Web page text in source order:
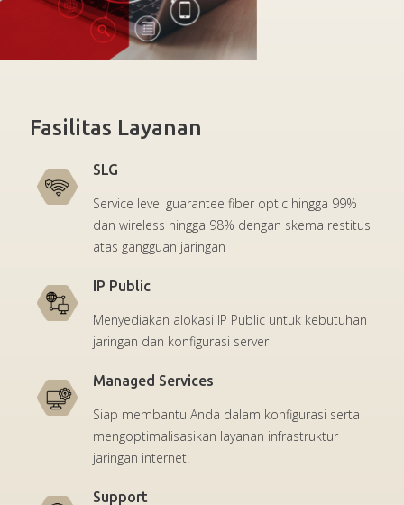
Fasilitas Layanan
SLG
Service level guarantee fiber optic hingga 99%
dan wireless hingga 98% dengan skema restitusi
atas gangguan jaringan
IP Public
Menyediakan alokasi IP Public untuk kebutuhan
jaringan dan konfigurasi server
Managed Services
Siap membantu Anda dalam konfigurasi serta
mengoptimalisasikan layanan infrastruktur
jaringan internet.
Support